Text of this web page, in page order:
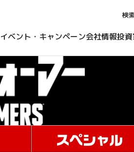
検
イベント・キャンペーン会社情報投